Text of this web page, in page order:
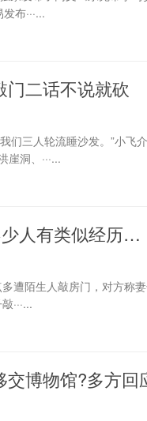
布···...
二话不说就砍
三人轮流睡沙发。”小飞
洞、···...
少人有类似经历…
遭陌生人敲房门，对方称
···...
博物馆?多方回